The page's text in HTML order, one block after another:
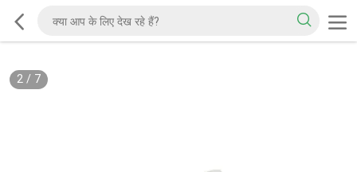
2/ 7